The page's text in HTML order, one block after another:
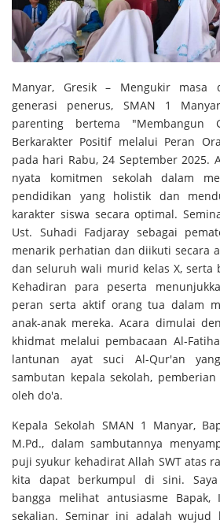
Manyar, Gresik – Mengukir masa
generasi penerus, SMAN 1
parenting bertema "Membangun
Berkarakter Positif melalui Peran
pada hari Rabu, 24 September 2025.
nyata komitmen sekolah dalam
pendidikan yang holistik dan
karakter siswa secara optimal.
Ust. Suhadi Fadjaray sebagai
menarik perhatian dan diikuti secara
dan seluruh wali murid kelas X, serta
Kehadiran para peserta
peran serta aktif orang tua dalam
anak-anak mereka. Acara dimulai
khidmat melalui pembacaan Al-
lantunan ayat suci Al-Qur'an
sambutan kepala sekolah,
oleh do'a.
Kepala Sekolah SMAN 1 Manyar,
M.Pd., dalam sambutannya
puji syukur kehadirat Allah SWT atas
kita dapat berkumpul di sini.
bangga melihat antusiasme Bapak,
sekalian. Seminar ini adalah wujud